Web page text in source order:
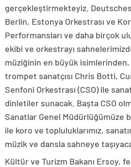
gerçekleştirmekteyiz.
Berlin, Estonya Orkestrası ve
Performansları ve daha birçok
ekibi ve orkestrayı
müziğinin en büyük
trompet sanatçısı Chris Botti,
Senfoni Orkestrası (CSO) ile
dinletiler sunacak. Başta CSO
Sanatlar Genel Müdürlüğümüze
ile koro ve topluluklarımız,
müzik ve dansla sahneye
Kültür ve Turizm Bakanı Ersoy,